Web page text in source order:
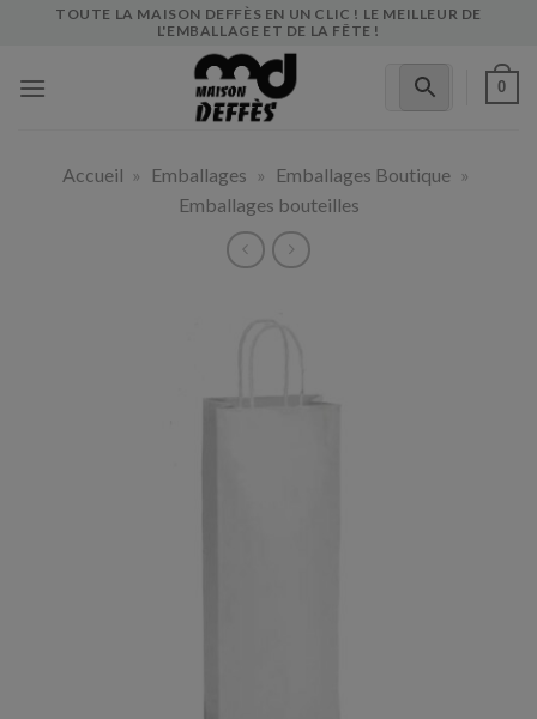
TOUTE LA MAISON DEFFÈS EN UN CLIC ! LE MEILLEUR DE
L'EMBALLAGE ET DE LA FÊTE !
0
Accueil » Emballages » Emballages Boutique »
Emballages bouteilles